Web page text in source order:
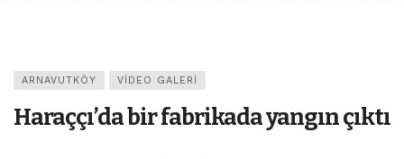
ARNAVUTKÖY VIDEO GALERI
Haraççı’da bir fabrikada yangın çıktı